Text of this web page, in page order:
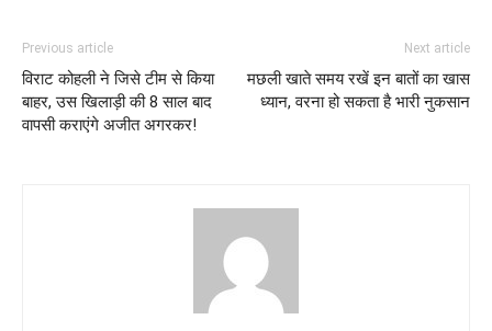
Previous article
विराट कोहली ने जिसे टीम से किया
बाहर, उस खिलाड़ी की 8 साल बाद
वापसी कराएंगे अजीत अगरकर!
Next article
मछली खाते समय रखें इन बातों का खास
ध्यान, वरना हो सकता है भारी नुकसान